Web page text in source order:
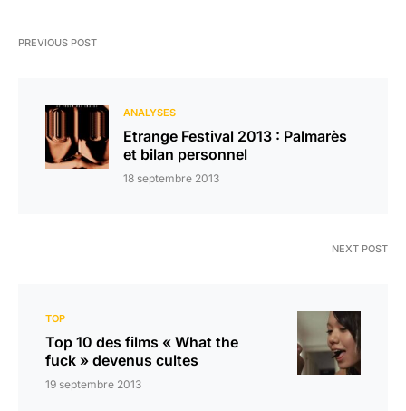
PREVIOUS POST
ANALYSES
Etrange Festival 2013 : Palmarès
et bilan personnel
18 septembre 2013
NEXT POST
TOP
Top 10 des films « What the
fuck » devenus cultes
19 septembre 2013